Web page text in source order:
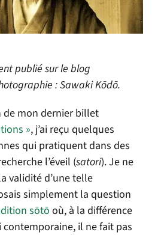
publié sur le blog
: Sawaki Kōdō.
mon dernier billet
», j’ai reçu quelques
qui pratiquent dans des
l’éveil (satori). Je ne
validité d’une telle
simplement la question
sōtō où, à la différence
il ne fait pas